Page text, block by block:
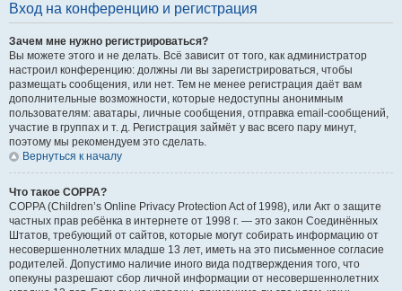
Вход на конференцию и регистрация
Зачем мне нужно регистрироваться?
Вы можете этого и не делать. Всё зависит от того, как администратор
настроил конференцию: должны ли вы зарегистрироваться, чтобы
размещать сообщения, или нет. Тем не менее регистрация даёт вам
дополнительные возможности, которые недоступны анонимным
пользователям: аватары, личные сообщения, отправка email-сообщений,
участие в группах и т. д. Регистрация займёт у вас всего пару минут,
поэтому мы рекомендуем это сделать.
Вернуться к началу
Что такое COPPA?
COPPA (Children’s Online Privacy Protection Act of 1998), или Акт о защите
частных прав ребёнка в интернете от 1998 г. — это закон Соединённых
Штатов, требующий от сайтов, которые могут собирать информацию от
несовершеннолетних младше 13 лет, иметь на это письменное согласие
родителей. Допустимо наличие иного вида подтверждения того, что
опекуны разрешают сбор личной информации от несовершеннолетних